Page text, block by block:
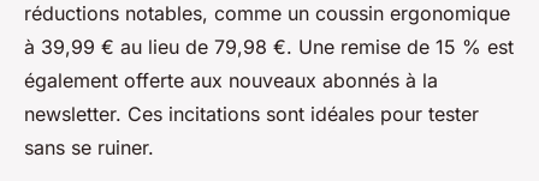
réductions notables, comme un coussin ergonomique
à 39,99 € au lieu de 79,98 €. Une remise de 15 % est
également offerte aux nouveaux abonnés à la
newsletter. Ces incitations sont idéales pour tester
sans se ruiner.